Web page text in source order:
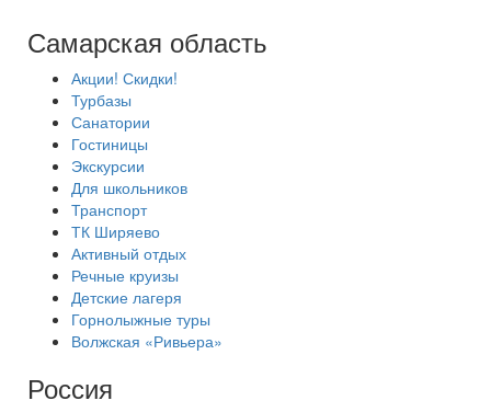
Самарская область
Акции! Скидки!
Турбазы
Санатории
Гостиницы
Экскурсии
Для школьников
Транспорт
ТК Ширяево
Активный отдых
Речные круизы
Детские лагеря
Горнолыжные туры
Волжская «Ривьера»
Россия